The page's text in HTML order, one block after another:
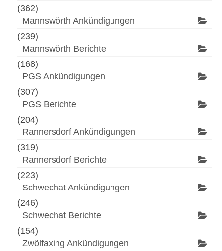
(362)
Mannswörth Ankündigungen
(239)
Mannswörth Berichte
(168)
PGS Ankündigungen
(307)
PGS Berichte
(204)
Rannersdorf Ankündigungen
(319)
Rannersdorf Berichte
(223)
Schwechat Ankündigungen
(246)
Schwechat Berichte
(154)
Zwölfaxing Ankündigungen